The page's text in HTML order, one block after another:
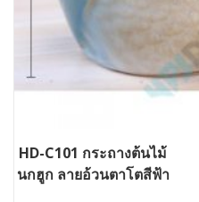
HD-C101 กระถางต้นไม้
นกฮูก ลายอ้วนตาโตสีฟ้า